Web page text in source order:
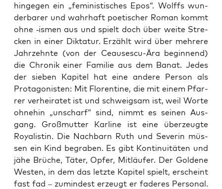
hin­ge­gen ein „femi­nis­ti­sches Epos“. Wolffs wun­
der­ba­rer und wahr­haft poe­ti­scher Roman kommt
ohne ‑ismen aus und spielt doch über wei­te Stre­
cken in einer Dik­ta­tur. Erzählt wird über meh­re­re
Jahr­zehn­te (von der Ceau­ses­cu-Ära begin­nend)
die Chro­nik einer Fami­lie aus dem Banat. Jedes
der sie­ben Kapi­tel hat eine ande­re Per­son als
Prot­ago­nis­ten: Mit Flo­ren­ti­ne, die mit einem Pfar­
rer ver­hei­ra­tet ist und schweig­sam ist, weil Wor­te
ohne­hin „unscharf“ sind, nimmt es sei­nen Aus­
gang. Groß­mutter Kar­line ist eine über­zeug­te
Roya­lis­tin. Die Nach­barn Ruth und Seve­rin müs­
sen ein Kind begra­ben. Es gibt Kon­ti­nui­tä­ten und
jähe Brü­che, Täter, Opfer, Mit­läu­fer. Der Gol­de­ne
Wes­ten, in dem das letz­te Kapi­tel spielt, erscheint
fast fad – zumin­dest erzeugt er fade­res Per­so­nal.